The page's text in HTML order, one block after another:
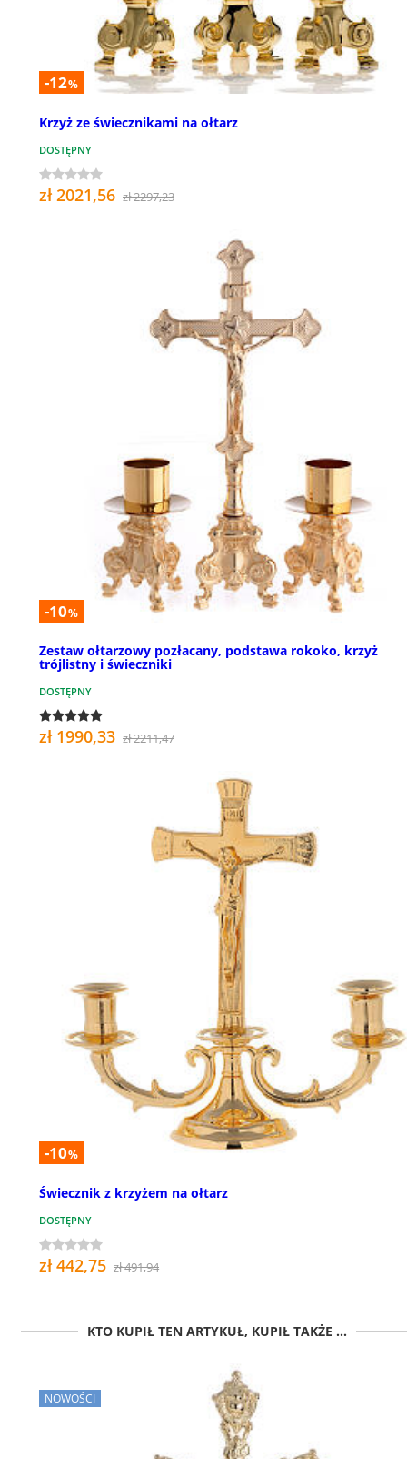
-12%
Krzyż ze świecznikami na ołtarz
DOSTĘPNY
zł 2021,56 zł 2297,23
-10%
Zestaw ołtarzowy pozłacany, podstawa rokoko, krzyż
trójlistny i świeczniki
DOSTĘPNY
zł 1990,33 zł 2211,47
-10%
Świecznik z krzyżem na ołtarz
DOSTĘPNY
zł 442,75 zł 491,94
KTO KUPIŁ TEN ARTYKUŁ, KUPIŁ TAKŻE ...
NOWOŚCI